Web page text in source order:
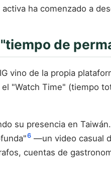
ha comenzado a
de
vino de la propia
"Watch Time" (tiempo
su presencia en
6 —un video casual
cuentas de